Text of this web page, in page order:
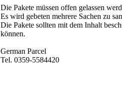
Die Pakete müssen offen gelassen
Es wird gebeten mehrere Sachen zu
Die Pakete sollten mit dem Inhalt
können.
German Parcel
Tel. 0359-5584420